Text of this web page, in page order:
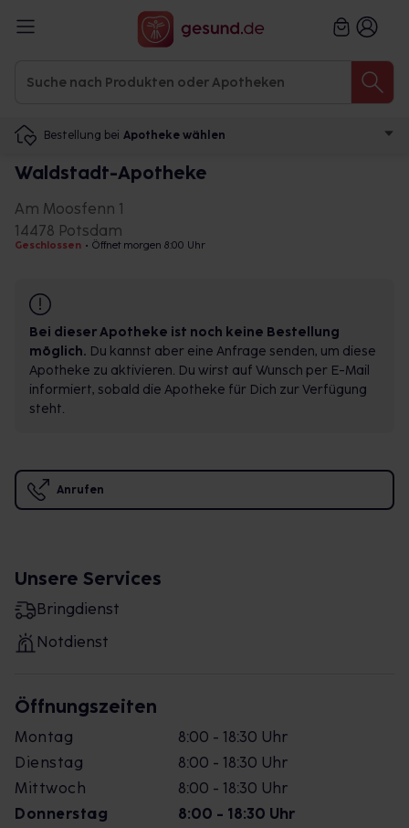
Bestellung bei Apotheke wählen
Waldstadt-Apotheke
Am Moosfenn 1
14478 Potsdam
Geschlossen • Öffnet morgen 8:00 Uhr
Bei dieser Apotheke ist noch keine Bestellung
möglich. Du kannst aber eine Anfrage senden, um diese
Apotheke zu aktivieren. Du wirst auf Wunsch per E-Mail
informiert, sobald die Apotheke für Dich zur Verfügung
steht.
Anrufen
Unsere Services
Bringdienst
Notdienst
Öffnungszeiten
Montag
8:00 - 18:30 Uhr
Dienstag
8:00 - 18:30 Uhr
Mittwoch
8:00 - 18:30 Uhr
Donnerstag
8:00 - 18:30 Uhr